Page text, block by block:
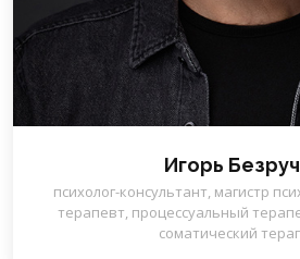
Игорь
психолог-консультант, магистр
терапевт, процессуальный
соматический